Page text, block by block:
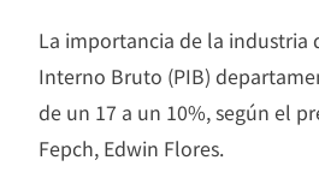
La importancia de la industria
Interno Bruto (PIB)
de un 17 a un 10%, según el
Fepch, Edwin Flores.